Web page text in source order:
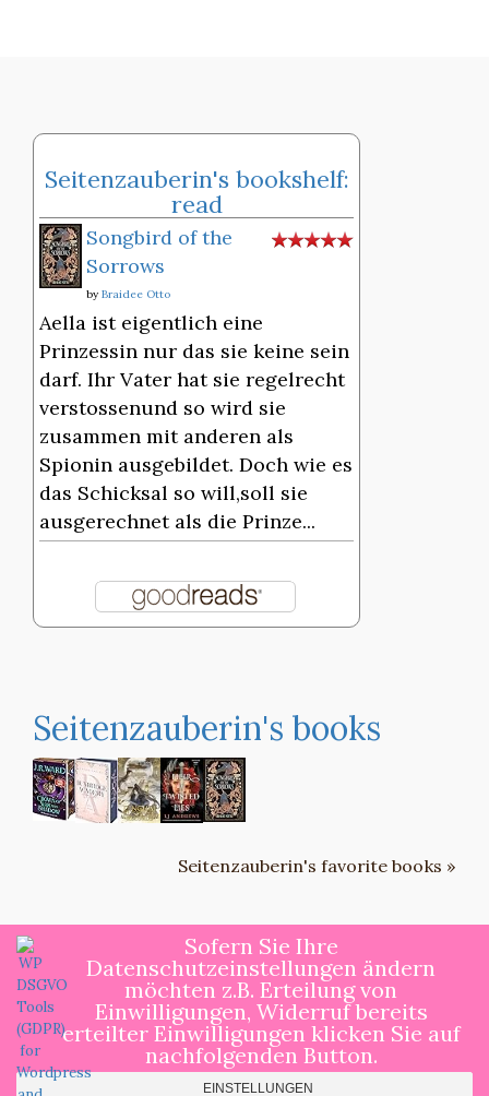
Seitenzauberin's bookshelf:
read
Songbird of the
Sorrows
by Braidee Otto
Aella ist eigentlich eine
Prinzessin nur das sie keine sein
darf. Ihr Vater hat sie regelrecht
verstossenund so wird sie
zusammen mit anderen als
Spionin ausgebildet. Doch wie es
das Schicksal so will,soll sie
ausgerechnet als die Prinze...
Seitenzauberin's books
Seitenzauberin's favorite books »
Copyright ©by Seitenzauberin All rights
reserved.
Blog Inn byProDesigns
Sofern Sie Ihre
Datenschutzeinstellungen ändern
möchten z.B. Erteilung von
Einwilligungen, Widerruf bereits
erteilter Einwilligungen klicken Sie auf
nachfolgenden Button.
EINSTELLUNGEN